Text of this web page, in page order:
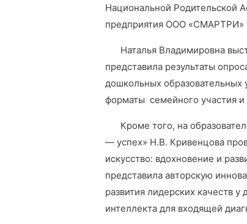
Национальной Родительской
предприятия ООО «СМАРТРИ»
Наталья Владимировна
представила результаты
дошкольных образовательных
форматы семейного участия и
Кроме того, на
— успех» Н.В. Кривенцова
искусство: вдохновение и
представила авторскую
развития лидерских качеств
интеллекта для входящей